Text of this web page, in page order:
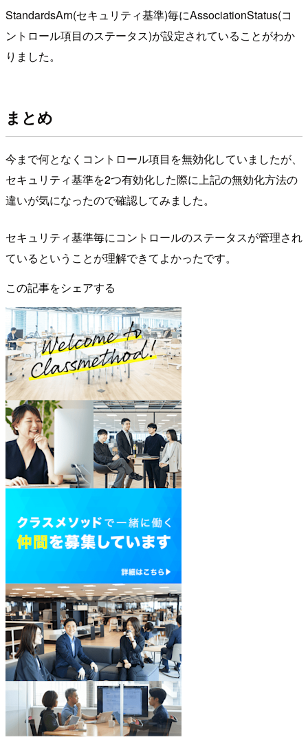
StandardsArn(セキュリティ基準)毎にAssociationStatus(コ
ントロール項目のステータス)が設定されていることがわか
りました。
まとめ
今まで何となくコントロール項目を無効化していましたが、
セキュリティ基準を2つ有効化した際に上記の無効化方法の
違いが気になったので確認してみました。
セキュリティ基準毎にコントロールのステータスが管理され
ているということが理解できてよかったです。
この記事をシェアする